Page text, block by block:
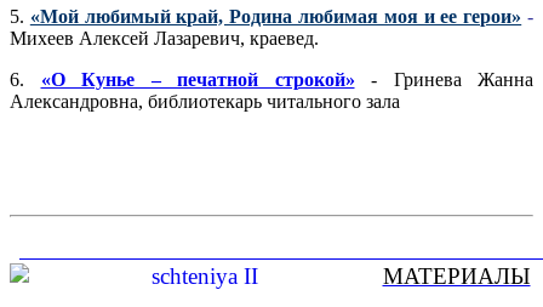
5. «Мой любимый край, Родина любимая моя и ее герои» -
Михеев Алексей Лазаревич, краевед.
6. «О Кунье – печатной строкой» - Гринева Жанна
Александровна, библиотекарь читального зала
МАТЕРИАЛЫ